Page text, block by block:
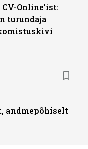
Online’ist:
turundaja
andmepõhiselt